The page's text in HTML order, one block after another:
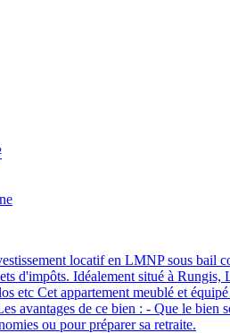
locatif en LMNP sous bail
d'impôts. Idéalement situé à
etc Cet appartement meublé et
avantages de ce bien : - Que le bien
ou pour préparer sa retraite.